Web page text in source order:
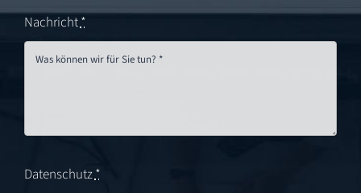
Nachricht*
Datenschutz*